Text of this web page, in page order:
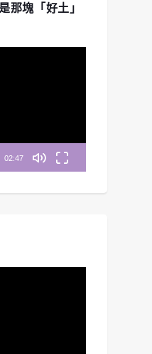
那塊「好土」
02:47